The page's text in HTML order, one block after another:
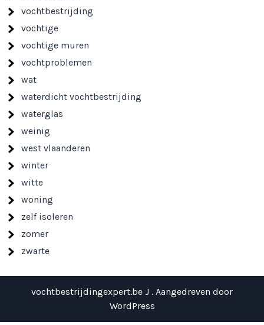
vochtbestrijding
vochtige
vochtige muren
vochtproblemen
wat
waterdicht vochtbestrijding
waterglas
weinig
west vlaanderen
winter
witte
woning
zelf isoleren
zomer
zwarte
vochtbestrijdingexpert.be J . Aangedreven door
WordPress